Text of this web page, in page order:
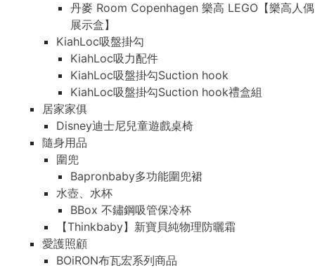
丹麥 Room Copenhagen 樂高 LEGO【樂高人偶
展示盒】
KiahLoc吸盤掛勾
KiahLoc吸力配件
KiahLoc吸盤掛勾Suction hook
KiahLoc吸盤掛勾Suction hook禮盒組
居家家俱
Disney迪士尼兒童遊戲桌椅
隨身用品
圍兜
Bapronbaby多功能圍兜裙
水壺、水杯
BBox 不鏽鋼吸管保冷杯
【Thinkbaby】新寶貝純物理防曬霜
愛護照顧
BOiRON布瓦宏系列商品